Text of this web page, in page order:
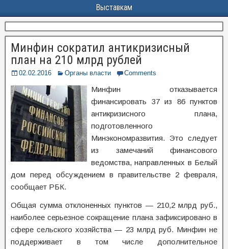
Выставкам
Минфин сократил антикризисный
план на 210 млрд рублей
02.02.2016 Органы власти Comments
Минфин отказывается
финансировать 37 из 86 пунктов
антикризисного плана,
подготовленного
Минэкономразвития. Это следует
из замечаний финансового
ведомства, направленных в Белый
дом перед обсуждением в правительстве 2 февраля,
сообщает РБК.
Общая сумма отклоненных пунктов — 210,2 млрд руб.,
наиболее серьезное сокращение плана зафиксировано в
сфере сельского хозяйства — 23 млрд руб. Минфин не
поддерживает в том числе дополнительное